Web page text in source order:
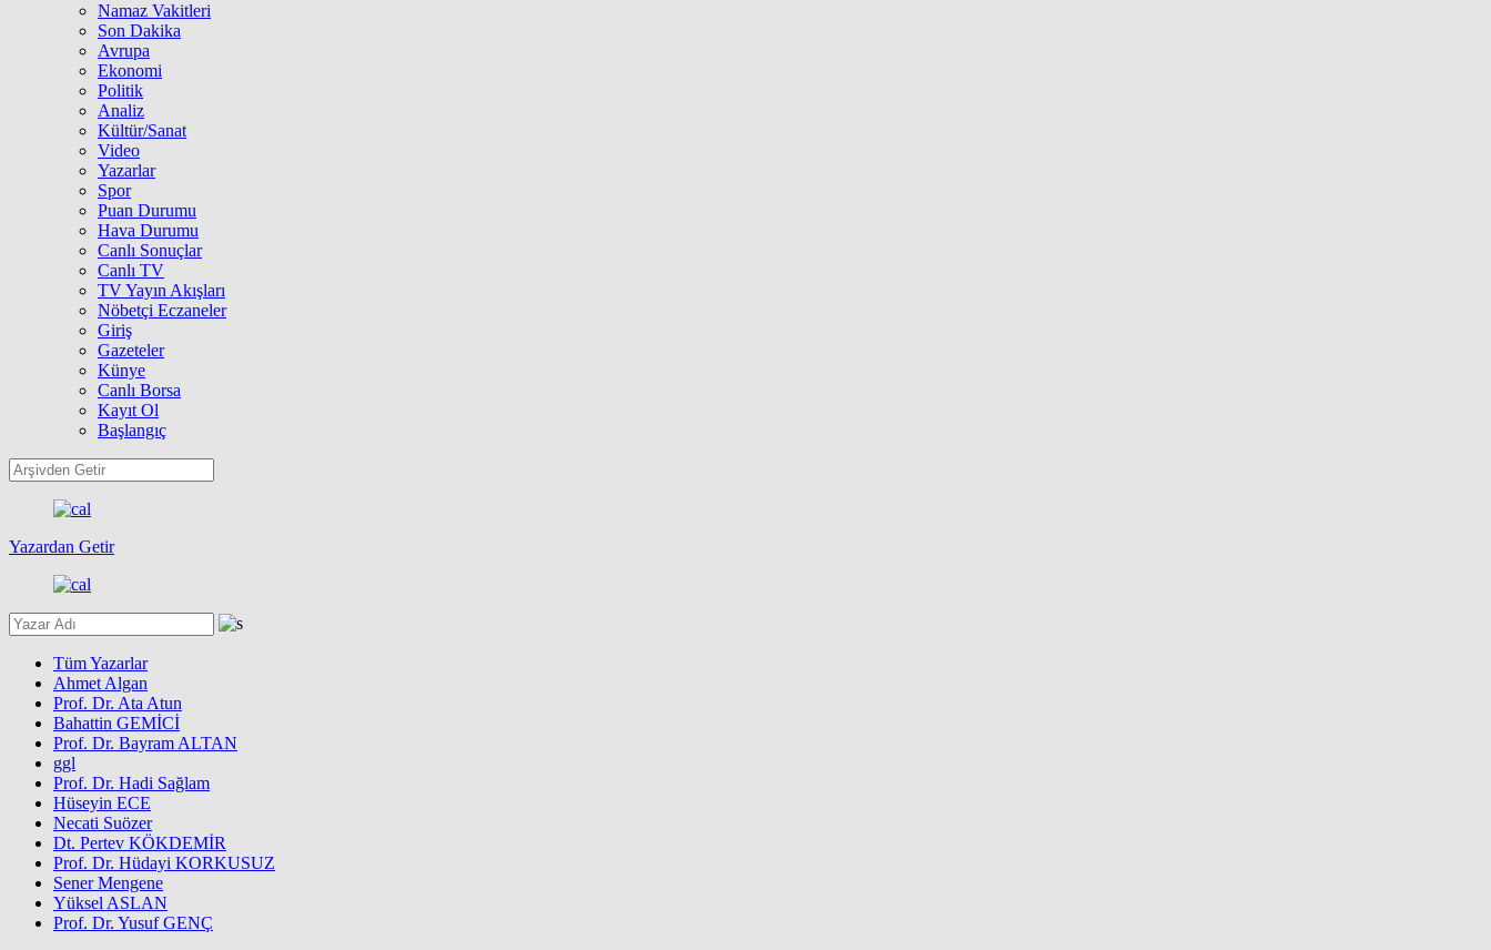
Namaz Vakitleri
Son Dakika
Avrupa
Ekonomi
Politik
Analiz
Kültür/Sanat
Video
Yazarlar
Spor
Puan Durumu
Hava Durumu
Canlı Sonuçlar
Canlı TV
TV Yayın Akışları
Nöbetçi Eczaneler
Giriş
Gazeteler
Künye
Canlı Borsa
Kayıt Ol
Başlangıç
Yazardan Getir
Tüm Yazarlar
Ahmet Algan
Prof. Dr. Ata Atun
Bahattin GEMİCİ
Prof. Dr. Bayram ALTAN
ggl
Prof. Dr. Hadi Sağlam
Hüseyin ECE
Necati Suözer
Dt. Pertev KÖKDEMİR
Prof. Dr. Hüdayi KORKUSUZ
Sener Mengene
Yüksel ASLAN
Prof. Dr. Yusuf GENÇ